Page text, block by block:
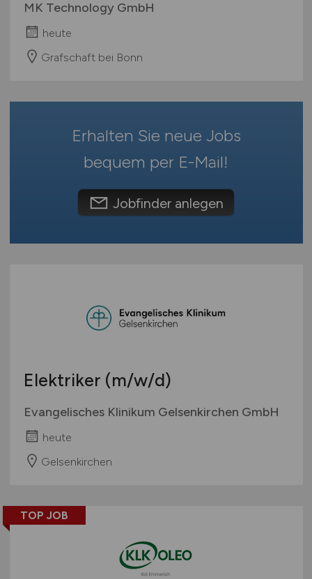
Rheinland-Pfalz
Saarland
Sachsen
Deutschlandweit
Österreich
International
MK Technology GmbH
heute
Grafschaft bei Bonn
Erhalten Sie neue Jobs
bequem per E-Mail!
Jobfinder anlegen
Elektriker (m/w/d)
Evangelisches Klinikum Gelsenkirchen GmbH
heute
Gelsenkirchen
TOP JOB